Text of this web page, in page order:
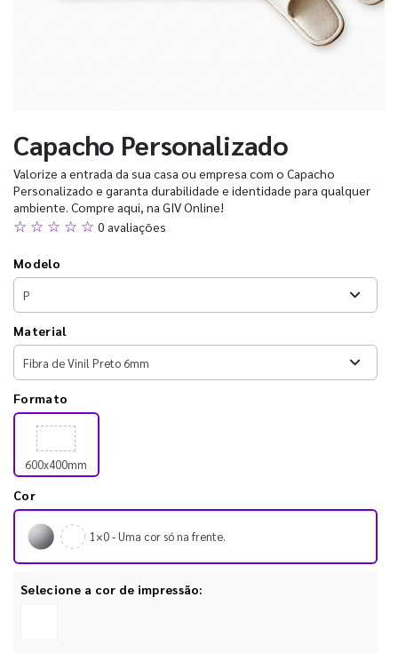
Capacho Personalizado
Valorize a entrada da sua casa ou empresa com o Capacho
Personalizado e garanta durabilidade e identidade para qualquer
ambiente. Compre aqui, na GIV Online!
☆ ☆ ☆ ☆ ☆ 0 avaliações
Modelo
Material
Formato
600x400mm
Cor
1×0 - Uma cor só na frente.
Selecione a cor de impressão: